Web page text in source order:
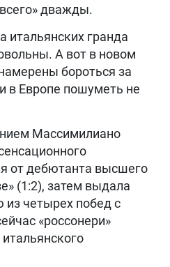
дважды.
гранда
А вот в новом
бороться за
в Европе пошуметь не
Массимилиано
от дебютанта высшего
(1:2), затем выдала
четырех побед с
«россонери»